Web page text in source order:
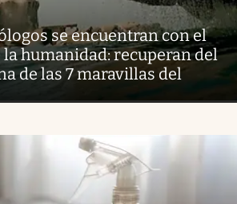
se encuentran con el
humanidad: recuperan del
de las 7 maravillas del